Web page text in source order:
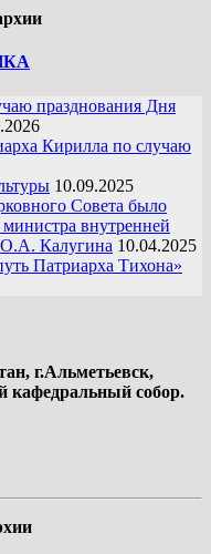
празднования Дня
Кирилла по случаю
10.09.2025
Совета было
внутренней
Калугина 10.04.2025
Патриарха Тихона»
г.Альметьевск,
кафедральный собор.